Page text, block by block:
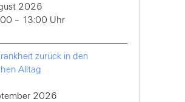
2026
– 13:00 Uhr
zurück in den
Alltag
2026